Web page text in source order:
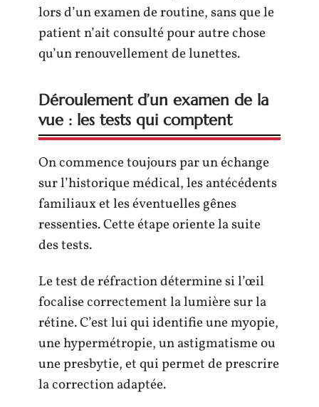
lors d’un examen de routine, sans que le
patient n’ait consulté pour autre chose
qu’un renouvellement de lunettes.
Déroulement d’un examen de la
vue : les tests qui comptent
On commence toujours par un échange
sur l’historique médical, les antécédents
familiaux et les éventuelles gênes
ressenties. Cette étape oriente la suite
des tests.
Le test de réfraction détermine si l’œil
focalise correctement la lumière sur la
rétine. C’est lui qui identifie une myopie,
une hypermétropie, un astigmatisme ou
une presbytie, et qui permet de prescrire
la correction adaptée.